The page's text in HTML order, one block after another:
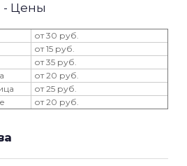
- Цены
от 30 руб.
от 15 руб.
от 35 руб.
от 20 руб.
от 25 руб.
от 20 руб.